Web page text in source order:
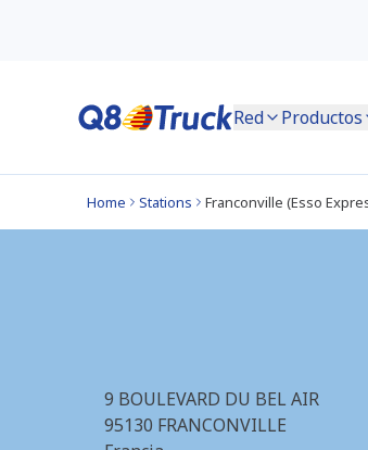
Red Productos
Home Stations Franconville (Esso
9 BOULEVARD DU BEL AIR
95130 FRANCONVILLE